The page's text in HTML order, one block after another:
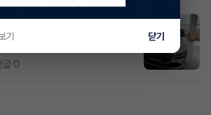
3.5 4륜 거의 풀옵션 페이스
글 0
기 닫기